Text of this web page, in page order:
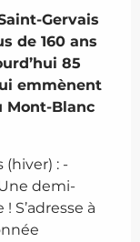
Gervais
de 160 ans
85
emmènent
Mont-Blanc
: -
demi-
S’adresse à